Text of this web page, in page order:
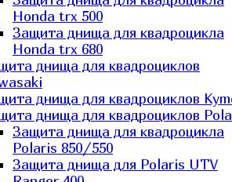
Honda trx 500
Защита днища для квадроцикла
Honda trx 680
днища для квадроциклов
днища для квадроциклов
днища для квадроциклов
Защита днища для квадроцикла
Polaris 850/550
Защита днища для Polaris UTV